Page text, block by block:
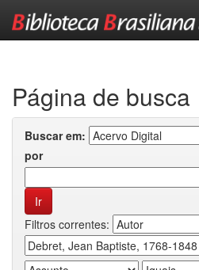
Página de busca
Buscar em:
por
Filtros correntes: